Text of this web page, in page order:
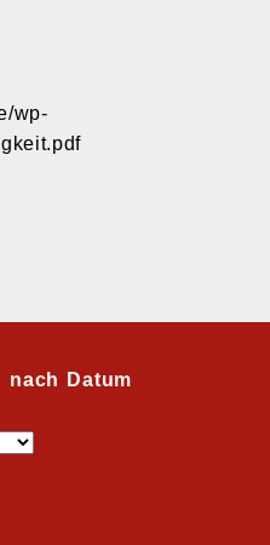
wp-
nach Datum